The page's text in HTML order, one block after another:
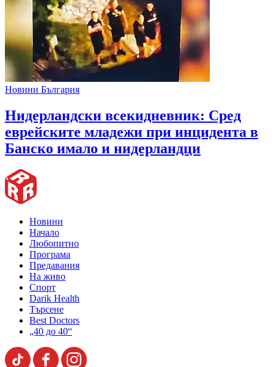
Новини България
Нидерландски всекидневник: Сред
еврейските младежи при инцидента в
Банско имало и нидерландци
Новини
Начало
Любопитно
Програма
Предавания
На живо
Спорт
Darik Health
Търсене
Best Doctors
„40 до 40“